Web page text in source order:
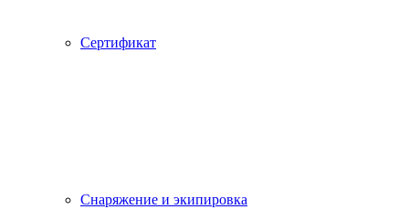
Сертификат
Снаряжение и экипировка